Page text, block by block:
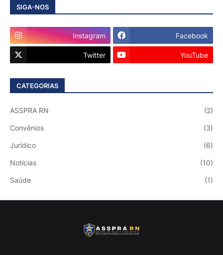
SIGA-NOS
Instagram Facebook
Twitter YouTube
CATEGORIAS
ASSPRA RN (2)
Convênios (3)
Jurídico (6)
Notícias (10)
Saúde (1)